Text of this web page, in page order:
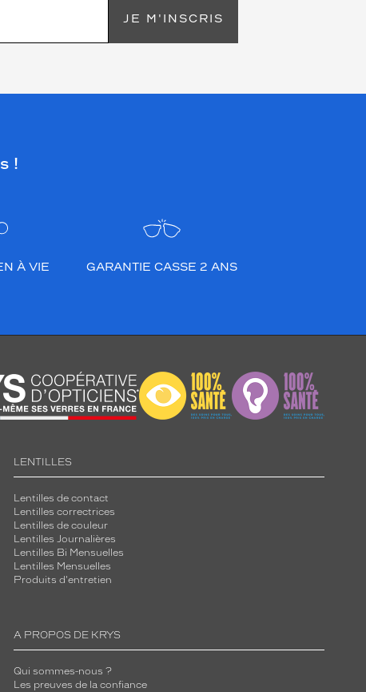
JE M'INSCRIS
!
À VIE GARANTIE CASSE 2 ANS
LENTILLES
Lentilles de contact
Lentilles correctrices
Lentilles de couleur
Lentilles Journalières
Lentilles Bi Mensuelles
Lentilles Mensuelles
Produits d'entretien
A PROPOS DE KRYS
Qui sommes-nous ?
Les preuves de la confiance